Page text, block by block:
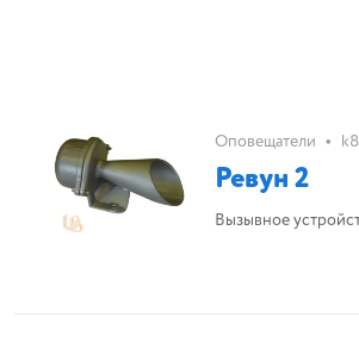
Оповещатели •
Ревун 2
Вызывное